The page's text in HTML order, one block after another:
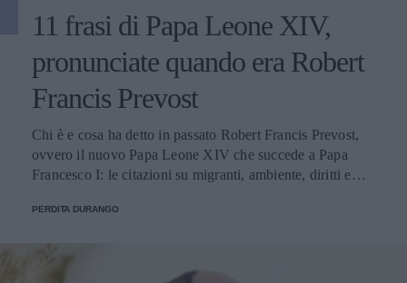
11 frasi di Papa Leone XIV,
pronunciate quando era Robert
Francis Prevost
Chi è e cosa ha detto in passato Robert Francis Prevost,
ovvero il nuovo Papa Leone XIV che succede a Papa
Francesco I: le citazioni su migranti, ambiente, diritti e
PERDITA DURANGO